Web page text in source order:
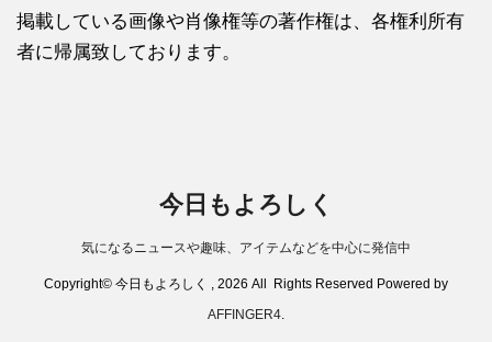
ー
掲載している画像や肖像権等の著作権は、各権利所有
者に帰属致しております。
今日もよろしく
気になるニュースや趣味、アイテムなどを中心に発信中
Copyright© 今日もよろしく , 2026 All Rights Reserved Powered by
AFFINGER4.